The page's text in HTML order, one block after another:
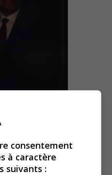
consentement
à caractère
suivants :